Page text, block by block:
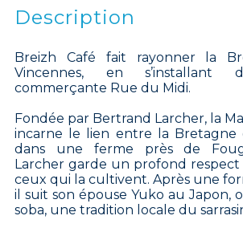
Description
Breizh Café fait rayonner la
Vincennes, en
commerçante Rue du Midi.
Fondée par Bertrand Larcher, la
incarne le lien entre la Bretagne
dans une ferme près de
Larcher garde un profond
ceux qui la cultivent. Après une
il suit son épouse Yuko au Japon,
soba, une tradition locale du